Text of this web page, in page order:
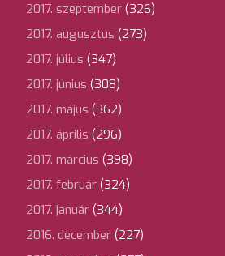
2017. szeptember (326)
2017. augusztus (273)
2017. július (347)
2017. június (308)
2017. május (362)
2017. április (296)
2017. március (398)
2017. február (324)
2017. január (344)
2016. december (227)